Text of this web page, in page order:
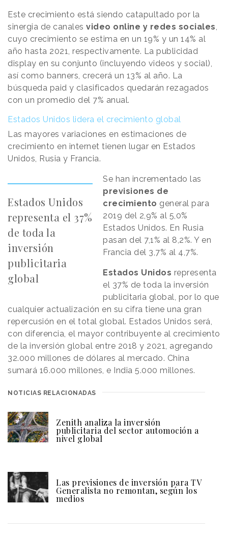
Este crecimiento está siendo catapultado por la
sinergia de canales video online y redes sociales,
cuyo crecimiento se estima en un 19% y un 14% al
año hasta 2021, respectivamente. La publicidad
display en su conjunto (incluyendo videos y social),
así como banners, crecerá un 13% al año. La
búsqueda paid y clasificados quedarán rezagados
con un promedio del 7% anual.
Estados Unidos lidera el crecimiento global
Las mayores variaciones en estimaciones de
crecimiento en internet tienen lugar en Estados
Unidos, Rusia y Francia.
Estados Unidos
representa el 37%
de toda la
inversión
publicitaria
global
Se han incrementado las
previsiones de
crecimiento general para
2019 del 2,9% al 5,0%
Estados Unidos. En Rusia
pasan del 7,1% al 8,2%. Y en
Francia del 3,7% al 4,7%.
Estados Unidos representa
el 37% de toda la inversión
publicitaria global, por lo que
cualquier actualización en su cifra tiene una gran
repercusión en el total global. Estados Unidos será,
con diferencia, el mayor contribuyente al crecimiento
de la inversión global entre 2018 y 2021, agregando
32.000 millones de dólares al mercado. China
sumará 16.000 millones, e India 5.000 millones.
NOTICIAS RELACIONADAS
Zenith analiza la inversión
publicitaria del sector automoción a
nivel global
Las previsiones de inversión para TV
Generalista no remontan, según los
medios